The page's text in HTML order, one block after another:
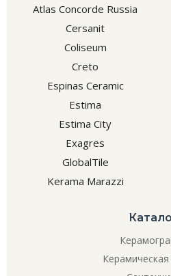
Atlas Concorde Russia
Cersanit
Coliseum
Creto
Espinas Ceramic
Estima
Estima City
Exagres
GlobalTile
Kerama Marazzi
Керамическая